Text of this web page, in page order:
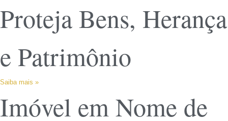
Proteja Bens, Herança
e Patrimônio
Saiba mais »
Imóvel em Nome de